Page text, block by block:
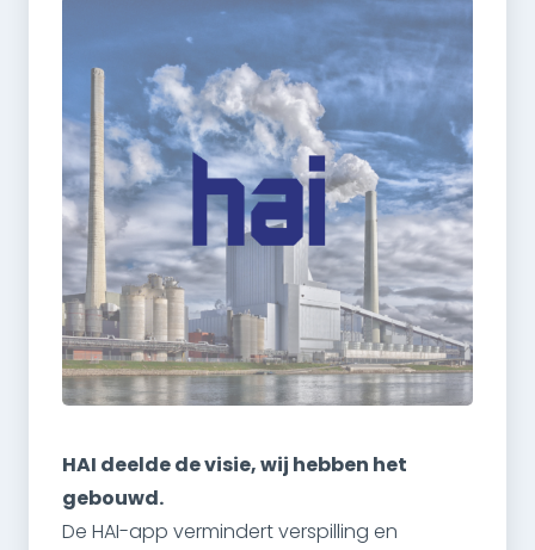
HAI deelde de visie, wij hebben het
gebouwd.
De HAI-app vermindert verspilling en